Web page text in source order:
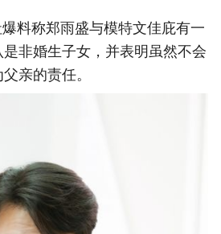
料称郑雨盛与模特文佳庇有一
非婚生子女，并表明虽然不会
亲的责任。